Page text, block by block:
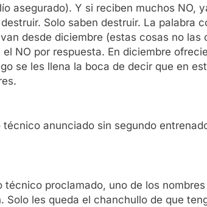
asegurado). Y si reciben muchos NO,
Solo saben destruir. La palabra
desde diciembre (estas cosas no
el NO por respuesta. En diciembre
se les llena la boca de decir que en
anunciado sin segundo
técnico proclamado, uno de los
Solo les queda el chanchullo de que